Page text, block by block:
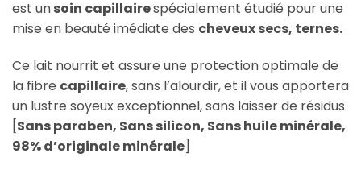
est unsoin capillairespécialement étudié pour une
mise en beauté imédiate des cheveux secs, ternes.
Ce lait nourrit et assure une protection optimale de
la fibre capillaire, sans l’alourdir, et il vous apportera
un lustre soyeux exceptionnel, sans laisser de résidus.
[Sans paraben, Sans silicon, Sans huile minérale,
98% d’originale minérale]